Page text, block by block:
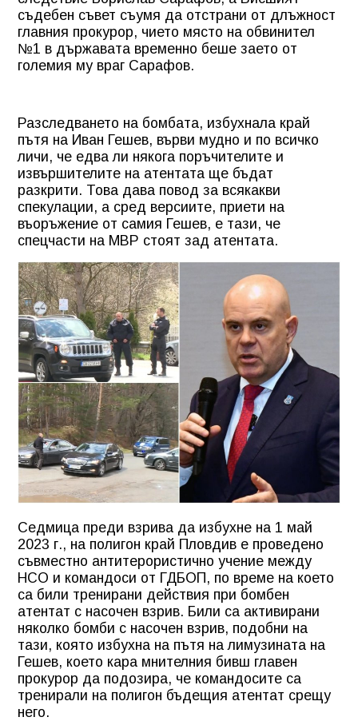
съдебен съвет съумя да отстрани от длъжност
главния прокурор, чието място на обвинител
№1 в държавата временно беше заето от
големия му враг Сарафов.
Разследването на бомбата, избухнала край
пътя на Иван Гешев, върви мудно и по всичко
личи, че едва ли някога поръчителите и
извършителите на атентата ще бъдат
разкрити. Това дава повод за всякакви
спекулации, а сред версиите, приети на
въоръжение от самия Гешев, е тази, че
спецчасти на МВР стоят зад атентата.
Седмица преди взрива да избухне на 1 май
2023 г., на полигон край Пловдив е проведено
съвместно антитерористично учение между
НСО и командоси от ГДБОП, по време на което
са били тренирани действия при бомбен
атентат с насочен взрив. Били са активирани
няколко бомби с насочен взрив, подобни на
тази, която избухна на пътя на лимузината на
Гешев, което кара мнителния бивш главен
прокурор да подозира, че командосите са
тренирали на полигон бъдещия атентат срещу
него.